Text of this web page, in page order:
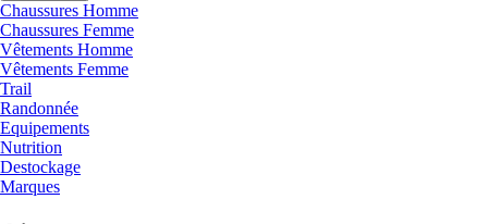
Chaussures Homme
Chaussures Femme
Vêtements Homme
Vêtements Femme
Trail
Randonnée
Equipements
Nutrition
Destockage
Marques